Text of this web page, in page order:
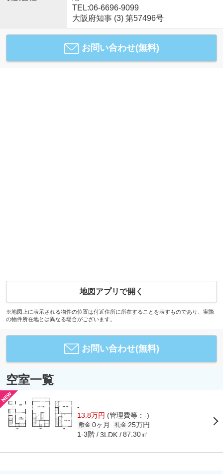
TEL:06-6696-9099
大阪府知事 (3) 第57496号
お問い合わせ(無料)
地図アプリで開く
※地図上に表示される物件の位置は付近住所に所在することを表すものであり、実際
の物件所在地とは異なる場合がございます。
お問い合わせ(無料)
空室一覧
-
13.8万円 (管理費等：-)
敷金 0ヶ月 礼金 25万円
1-3階 3LDK 87.30㎡